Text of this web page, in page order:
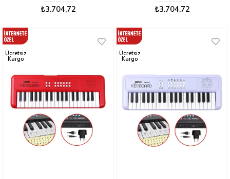
₺3.704,72 ₺3.704,72
Ücretsiz
Kargo
Ücretsiz
Kargo